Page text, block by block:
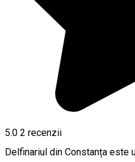
5.0 2 recenzii
Delfinariul din Constanța este